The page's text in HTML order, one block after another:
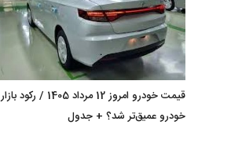
قیمت خودرو امروز 12 مرداد 1405 / رکود بازار
خودرو عمیق‌تر شد؟ + جدول